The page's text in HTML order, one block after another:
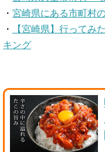
・ 宮崎県にある市町村
・
【宮崎県】行ってみ
キング